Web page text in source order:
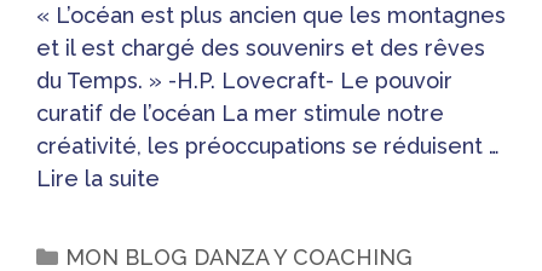
« L’océan est plus ancien que les montagnes
et il est chargé des souvenirs et des rêves
du Temps. » -H.P. Lovecraft- Le pouvoir
curatif de l’océan La mer stimule notre
créativité, les préoccupations se réduisent …
Lire la suite
MON BLOG DANZA Y COACHING